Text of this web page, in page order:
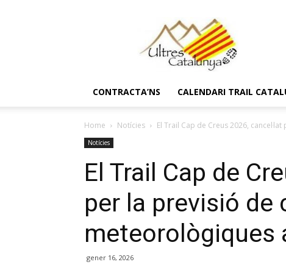
CONTRACTA’NS CALENDARI TRAIL
Home Notícies El Trail Cap de Creus 2026,
Notícies
El Trail Cap de
per la previsió de
meteorològiques
gener 16, 2026